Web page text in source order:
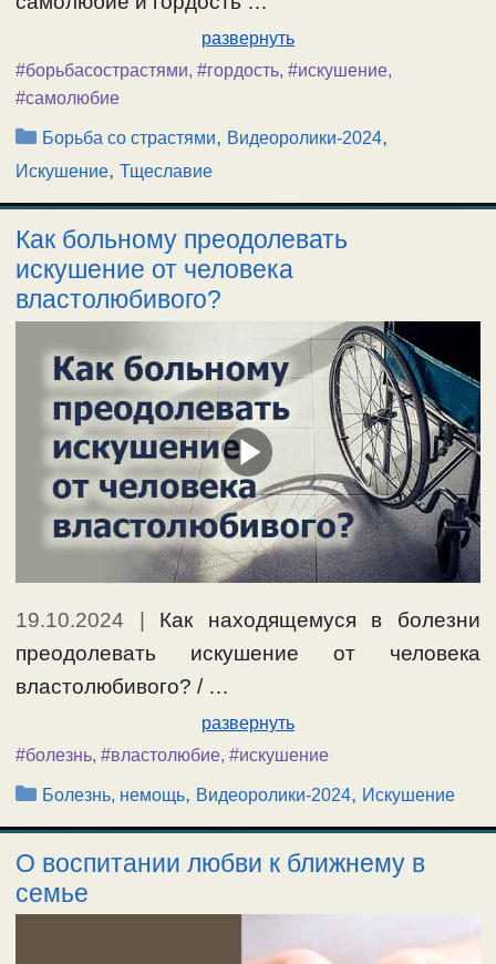
развернуть
#борьбасострастями, #гордость, #искушение,
#самолюбие
Рубрики
Борьба со страстями, Видеоролики-2024,
Искушение, Тщеславие
Как больному преодолевать
искушение от человека
властолюбивого?
19.10.2024 | Как находящемуся в болезни
преодолевать искушение от человека
властолюбивого? / …
развернуть
#болезнь, #властолюбие, #искушение
Рубрики
Болезнь, немощь, Видеоролики-2024, Искушение
О воспитании любви к ближнему в
семье